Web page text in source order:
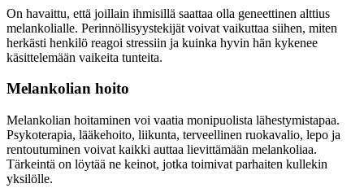
On havaittu, että joillain ihmisillä saattaa olla geneettinen alttius
melankolialle. Perinnöllisyystekijät voivat vaikuttaa siihen, miten
herkästi henkilö reagoi stressiin ja kuinka hyvin hän kykenee
käsittelemään vaikeita tunteita.
Melankolian hoito
Melankolian hoitaminen voi vaatia monipuolista lähestymistapaa.
Psykoterapia, lääkehoito, liikunta, terveellinen ruokavalio, lepo ja
rentoutuminen voivat kaikki auttaa lievittämään melankoliaa.
Tärkeintä on löytää ne keinot, jotka toimivat parhaiten kullekin
yksilölle.